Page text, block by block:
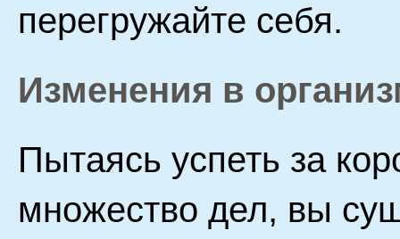
перегружайте себя.
Изменения в
Пытаясь успеть за
множество дел, вы